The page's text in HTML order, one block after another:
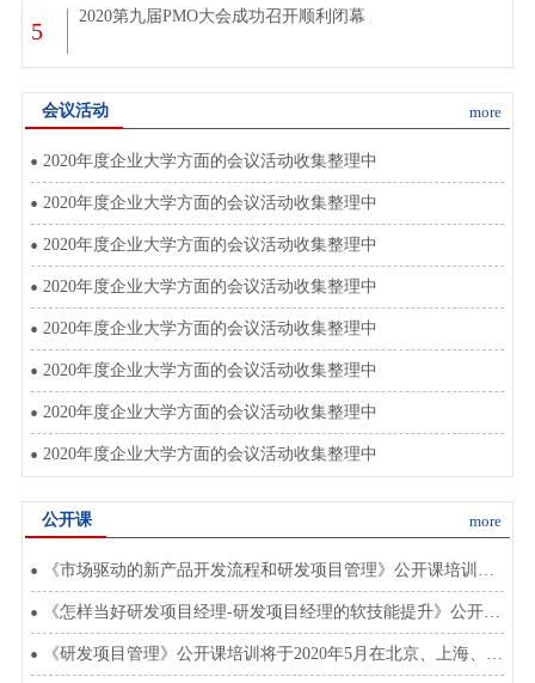
5
2020第九届PMO大会成功召开顺利闭幕
more
会议活动
2020年度企业大学方面的会议活动收集整理中
2020年度企业大学方面的会议活动收集整理中
2020年度企业大学方面的会议活动收集整理中
2020年度企业大学方面的会议活动收集整理中
2020年度企业大学方面的会议活动收集整理中
2020年度企业大学方面的会议活动收集整理中
2020年度企业大学方面的会议活动收集整理中
2020年度企业大学方面的会议活动收集整理中
more
公开课
《市场驱动的新产品开发流程和研发项目管理》公开课培训将于2020年8月在北上深开班
《怎样当好研发项目经理-研发项目经理的软技能提升》公开课将于2020年3月在北上深开班
《研发项目管理》公开课培训将于2020年5月在北京、上海、深圳开班